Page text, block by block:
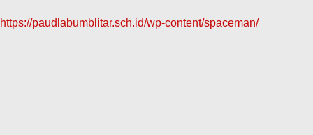
https://paudlabumblitar.sch.id/wp-content/spaceman/